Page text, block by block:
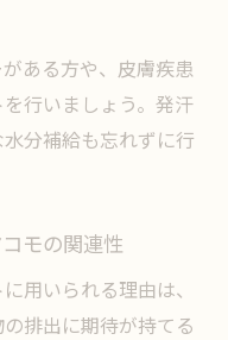
ある方や、皮膚疾患
行いましょう。発汗
分補給も忘れずに行
モの関連性
用いられる理由は、
排出に期待が持てる